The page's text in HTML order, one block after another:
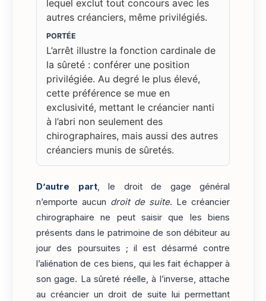
lequel exclut tout concours avec les
autres créanciers, même privilégiés.
PORTÉE
L’arrêt illustre la fonction cardinale de
la sûreté : conférer une position
privilégiée. Au degré le plus élevé,
cette préférence se mue en
exclusivité, mettant le créancier nanti
à l’abri non seulement des
chirographaires, mais aussi des autres
créanciers munis de sûretés.
D’autre part, le droit de gage général
n’emporte aucun droit de suite. Le créancier
chirographaire ne peut saisir que les biens
présents dans le patrimoine de son débiteur au
jour des poursuites ; il est désarmé contre
l’aliénation de ces biens, qui les fait échapper à
son gage. La sûreté réelle, à l’inverse, attache
au créancier un droit de suite lui permettant